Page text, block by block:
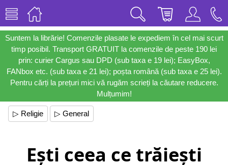
Suntem la librărie! Comenzile plasate le expediem în cel mai scurt
timp posibil. Transport GRATUIT la comenzile de peste 190 lei
prin: curier Cargus sau DPD (sub taxa e 19 lei); EasyBox,
FANbox etc. (sub taxa e 21 lei); poșta română (sub taxa e 25 lei).
Pentru cărți la prețuri mici vă rugăm scrieți la căutare reducere.
Mulțumim!
▷ Religie ▷ General
Ești ceea ce trăiești